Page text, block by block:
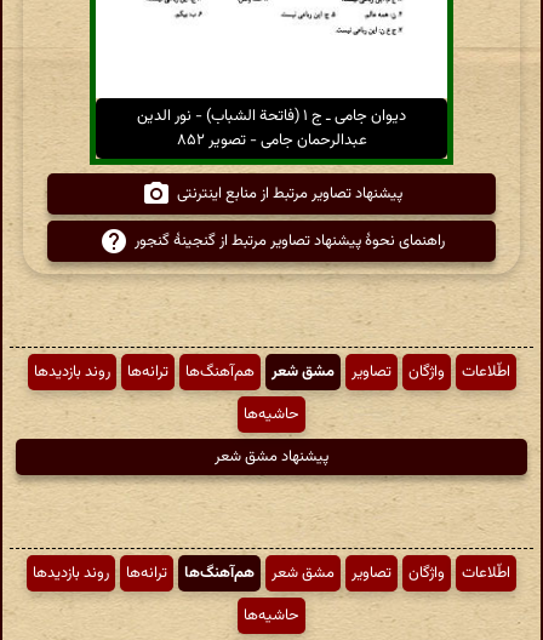
دیوان جامی ـ ج ۱ (فاتحة الشباب) - نور الدین
عبدالرحمان جامی - تصویر ۸۵۲
پیشنهاد تصاویر مرتبط از منابع اینترنتی
راهنمای نحوهٔ پیشنهاد تصاویر مرتبط از گنجینهٔ گنجور
اطّلاعات واژگان تصاویر مشق شعر هم‌آهنگ‌ها ترانه‌ها
روند بازدیدها
حاشیه‌ها
پیشنهاد مشق شعر
اطّلاعات واژگان تصاویر مشق شعر هم‌آهنگ‌ها ترانه‌ها
روند بازدیدها
حاشیه‌ها